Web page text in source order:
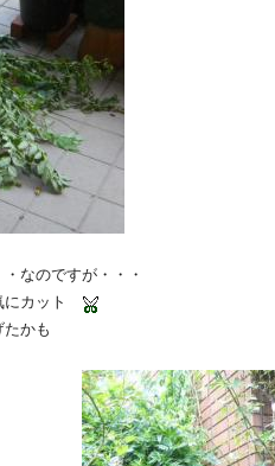
なのですが・・・
カット
かも